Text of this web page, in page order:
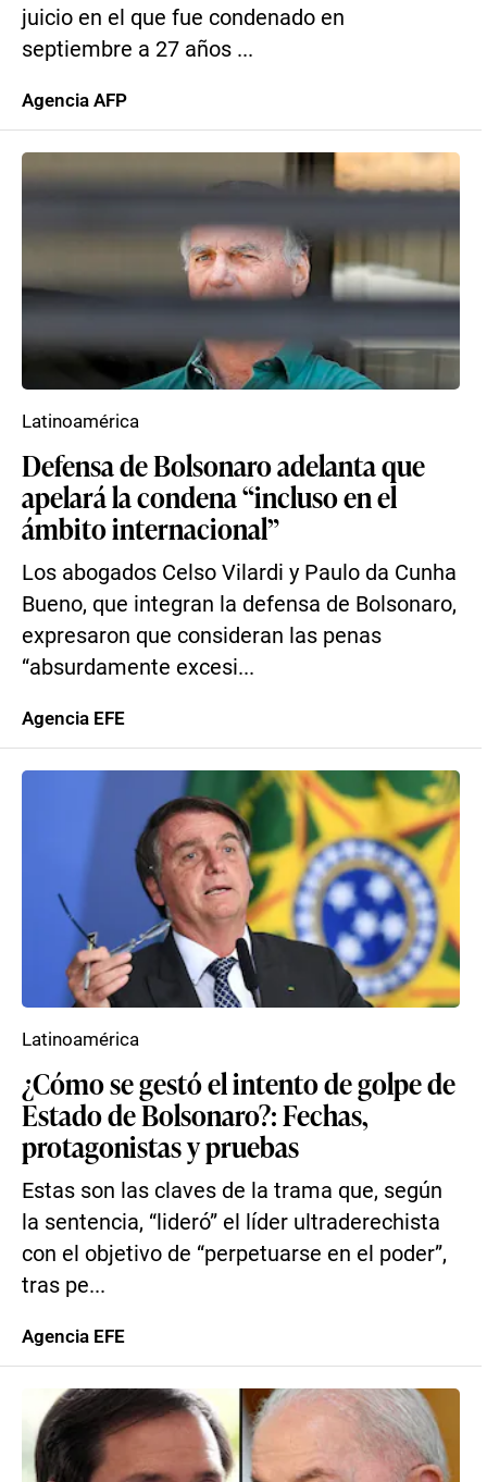
juicio en el que fue condenado en
septiembre a 27 años ...
Agencia AFP
Defensa de Bolsonaro adelanta que
apelará la condena “incluso en el
ámbito internacional”
Los abogados Celso Vilardi y Paulo da Cunha
Bueno, que integran la defensa de Bolsonaro,
expresaron que consideran las penas
“absurdamente excesi...
Latinoamérica
Agencia EFE
¿Cómo se gestó el intento de golpe de
Estado de Bolsonaro?: Fechas,
protagonistas y pruebas
Estas son las claves de la trama que, según
la sentencia, “lideró” el líder ultraderechista
con el objetivo de “perpetuarse en el poder”,
tras pe...
Latinoamérica
Agencia EFE